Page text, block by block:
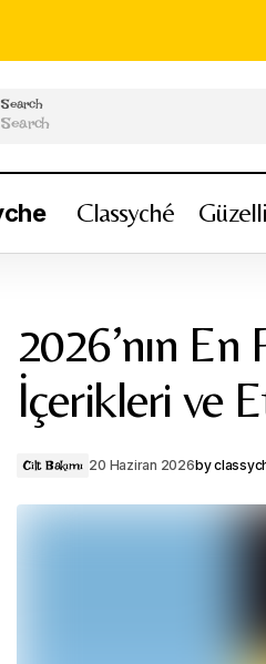
Search
Classyché
2026’nın
İçerikleri ve
Cilt Bakımı 20 Haziran 2026by